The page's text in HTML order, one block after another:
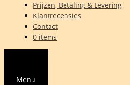
Prijzen, Betaling & Levering
Klantrecensies
Contact
0 items
Menu